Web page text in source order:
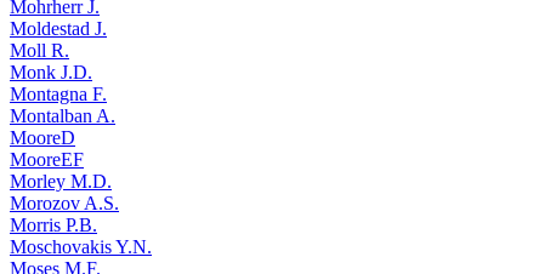
Mohrherr J.
Moldestad J.
Moll R.
Monk J.D.
Montagna F.
Montalban A.
MooreD
MooreEF
Morley M.D.
Morozov A.S.
Morris P.B.
Moschovakis Y.N.
Moses M.F.